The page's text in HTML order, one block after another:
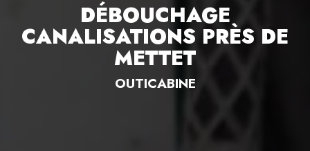
DÉBOUCHAGE
CANALISATIONS PRÈS DE
METTET
OUTICABINE